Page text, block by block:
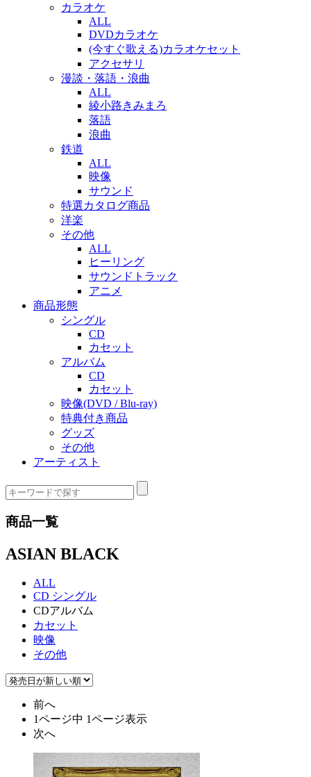
カラオケ
ALL
DVDカラオケ
(今すぐ歌える)カラオケセット
アクセサリ
漫談・落語・浪曲
ALL
綾小路きみまろ
落語
浪曲
鉄道
ALL
映像
サウンド
特選カタログ商品
洋楽
その他
ALL
ヒーリング
サウンドトラック
アニメ
商品形態
シングル
CD
カセット
アルバム
CD
カセット
映像(DVD / Blu-ray)
特典付き商品
グッズ
その他
アーティスト
商品一覧
ASIAN BLACK
ALL
CD シングル
CDアルバム
カセット
映像
その他
前へ
1ページ中 1ページ表示
次へ